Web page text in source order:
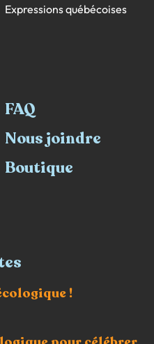
Expressions québécoises
FAQ
Nous joindre
Boutique
!